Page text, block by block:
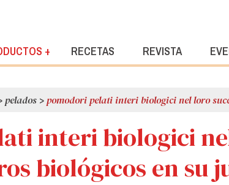
+ RECETAS REVISTA
pelados >pomodori pelati interi biologici nel loro
interi biologici
biológicos en su